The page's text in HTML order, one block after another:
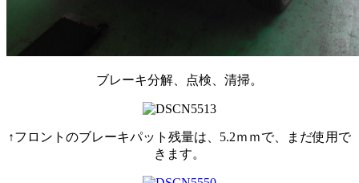
ブレーキ分解、点検、清掃。
↑フロントのブレーキパット残量は、5.2ｍｍで、まだ使用で
きます。